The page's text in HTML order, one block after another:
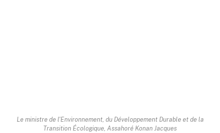
Le ministre de l'Environnement, du Développement Durable et de la
Transition Écologique, Assahoré Konan Jacques